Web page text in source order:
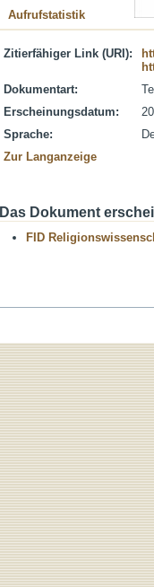
Aufrufstatistik
Zitierfähiger Link (URI):
Dokumentart:
Erscheinungsdatum:
Sprache:
Zur Langanzeige
Das Dokument
FID